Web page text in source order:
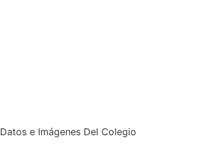
Datos e Imágenes Del Colegio